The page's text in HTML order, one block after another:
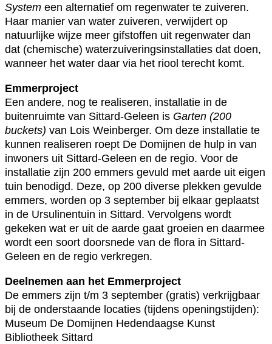
System een alternatief om regenwater te zuiveren.
Haar manier van water zuiveren, verwijdert op
natuurlijke wijze meer gifstoffen uit regenwater dan
dat (chemische) waterzuiveringsinstallaties dat doen,
wanneer het water daar via het riool terecht komt.
Emmerproject
Een andere, nog te realiseren, installatie in de
buitenruimte van Sittard-Geleen is Garten (200
buckets) van Lois Weinberger. Om deze installatie te
kunnen realiseren roept De Domijnen de hulp in van
inwoners uit Sittard-Geleen en de regio. Voor de
installatie zijn 200 emmers gevuld met aarde uit eigen
tuin benodigd. Deze, op 200 diverse plekken gevulde
emmers, worden op 3 september bij elkaar geplaatst
in de Ursulinentuin in Sittard. Vervolgens wordt
gekeken wat er uit de aarde gaat groeien en daarmee
wordt een soort doorsnede van de flora in Sittard-
Geleen en de regio verkregen.
Deelnemen aan het Emmerproject
De emmers zijn t/m 3 september (gratis) verkrijgbaar
bij de onderstaande locaties (tijdens openingstijden):
Museum De Domijnen Hedendaagse Kunst
Bibliotheek Sittard